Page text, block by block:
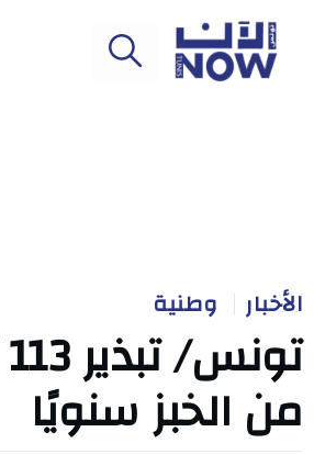
الأخبار وطنية
من الخبز سنويًا